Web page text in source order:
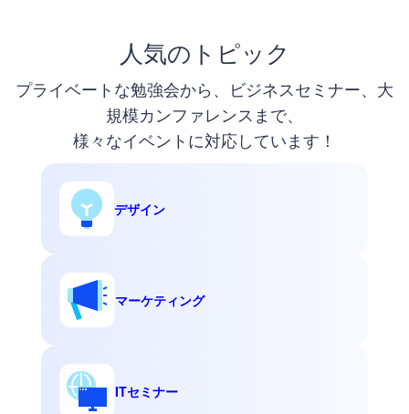
人気のトピック
プライベートな勉強会から、ビジネスセミナー、大
規模カンファレンスまで、
様々なイベントに対応しています！
デザイン
マーケティング
ITセミナー